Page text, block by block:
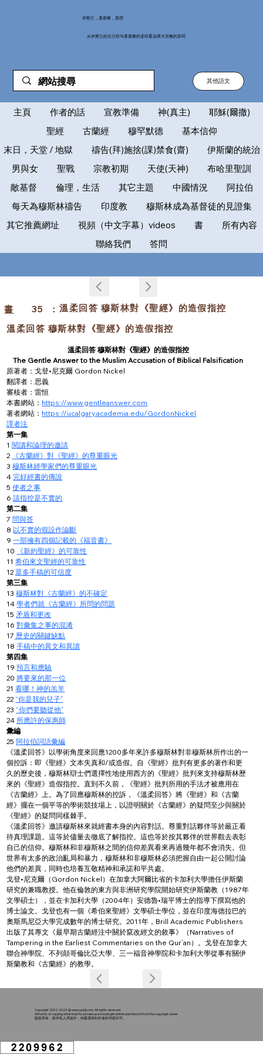
伊斯兰，基督教，真理
从伊斯兰的古兰经与基督教的圣经看这两大宗教的异同
其他語文
主頁 作者的話 宣教準備 神(真主)
耶穌(爾撒)
聖經
古蘭經 穆罕默德
基本信仰
末日，天堂 / 地獄
禱告(拜)施捨(課)禁食(齋)
伊斯蘭的統治
男與女
聖戰 宗教初期 天使(天神)
布哈里聖訓
敵基督
倫理，生活 其它主題 中國情況
阿拉伯
每天為穆斯林禱告
印度教
穆斯林成為基督徒的見證集
其它推薦網址
視頻（中文字幕）videos 書
所有內容
聯絡我們
答問
溫柔回答 穆斯林對《聖經》的造假指控
溫柔回答 穆斯林對《聖經》的造假指控
書
溫柔回答 穆斯林對《聖經》的造假指控
The Gentle Answer to the Muslim Accusation of Biblical Falsification
原著者：戈登•尼克爾 Gordon Nickel
翻譯者：思義
審核者：雷恒
本書網站： https://www.gentleanswer.com
著者網站： https://ucalgary.academia.edu/GordonNickel
譯者注
第一集
1 閱讀和論理的邀請
2
《古蘭經》對《聖經》的尊重眼光
3 穆斯林經學家們的尊重眼光
4 完好經書的傳說
5 使者之事
6 該指控是不實的
第二集
7 問與答
8 以不實的假設作論斷
9 一部擁有四個記載的《福音書》
10
《新約聖經》的可靠性
11 希伯來文聖經的可靠性
12 眾多手稿的可信度
第三集
13 穆斯林對《古蘭經》的不確定
14 學者們就《古蘭經》所問的問題
15 矛盾和更改
16 對彙集之事的混淆
17 歷史的關鍵缺點
18 手稿中的異文和異讀
第四集
19 預言和應驗
20 將要來的那一位
21 看哪！神的羔羊
22 “你是我的兒子”
23 “你們要聽從他”
24 所應許的保惠師
彙編
25 阿拉伯詞語彙編
《溫柔回答》以學術角度來回應1200多年來許多穆斯林對非穆斯林所作出的一
個控訴：即《聖經》文本失真和/或造假。自《聖經》批判有更多的著作和更
久的歷史後，穆斯林辯士們選擇性地使用西方的《聖經》批判來支持穆斯林歷
來的《聖經》造假指控。直到不久前，《聖經》批判所用的手法才被應用在
《古蘭經》上。為了回應穆斯林的控訴，《溫柔回答》將《聖經》和《古蘭
經》擺在一個平等的學術競技場上，以證明關於《古蘭經》的疑問至少與關於
《聖經》的疑問同樣棘手。
《溫柔回答》邀請穆斯林來就經書本身的內容對話。尊重對話夥伴等於嚴正看
待真理課題。這等於儘量去徹底了解指控。這也等於按其夥伴的世界觀去表彰
自己的信仰。穆斯林和非穆斯林之間的信仰差異看來再過幾年都不會消失。但
世界有太多的政治亂局和暴力，穆斯林和非穆斯林必須把握自由一起公開討論
他們的差異，同時也培養互敬精神和承諾和平共處。
戈登•尼克爾（Gordon Nickel）在加拿大阿爾比省的卡加利大學擔任伊斯蘭
研究的兼職教授。他在倫敦的東方與非洲研究學院開始研究伊斯蘭教（1987年
文學碩士），並在卡加利大學（2004年）安德魯•瑞平博士的指導下撰寫他的
博士論文。戈登也有一個《希伯來聖經》文學碩士學位，並在印度海德拉巴的
奧斯馬尼亞大學完成數年的博士研究。2011年，Brill Academic Publishers
出版了其專文《最早期古蘭經注中關於竄改經文的敘事》（Narratives of
Tampering in the Earliest Commentaries on the Qur’an）。戈登在加拿大
聯合神學院、不列顛哥倫比亞大學、三一福音神學院和卡加利大學從事有關伊
斯蘭教和《古蘭經》的教學。
35 ：
Copyright 2002-2024 @www.ysljdj.com. All rights reserved.
All forms of copying other than for private use should get written permission from the copyright owner
版权所有，除作私人用途外，转载需得到作者的书面许可。